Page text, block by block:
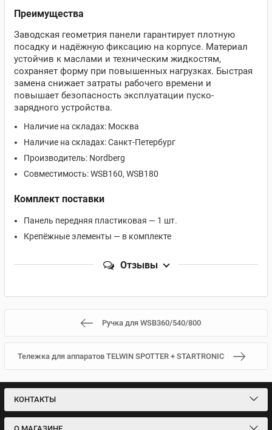
Преимущества
Заводская геометрия панели гарантирует плотную
посадку и надёжную фиксацию на корпусе. Материал
устойчив к маслами и техническим жидкостям,
сохраняет форму при повышенных нагрузках. Быстрая
замена снижает затраты рабочего времени и
повышает безопасность эксплуатации пуско-
зарядного устройства.
Наличие на складах: Москва
Наличие на складах: Санкт-Петербург
Производитель: Nordberg
Совместимость: WSB160, WSB180
Комплект поставки
Панель передняя пластиковая — 1 шт.
Крепёжные элементы — в комплекте
Отзывы
Ручка для WSB360/540/800
Тележка для аппаратов TELWIN SPOTTER + STARTRONIC
КОНТАКТЫ